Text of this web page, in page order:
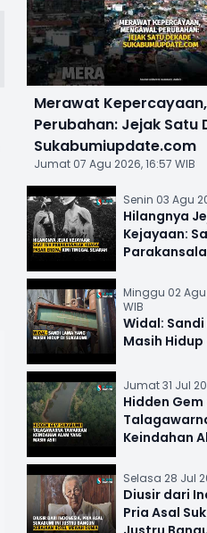
Merawat
Perubahan: Jejak Satu
Sukabumiupdate.com
Jumat 07 Agu 2026, 16:57 WIB
Senin 03 Agu
Hilangnya
Kejayaan:
Sejarah
Minggu 02 Agu
WIB
Widal:
Masih
Jumat 31 Jul
Hidden
Keindahan
Selasa 28 Jul
Diusir dari
Pria Asal